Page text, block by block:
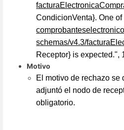
CondicionVenta}. One of
schemas/v4.3/
Receptor} is expected.",
Motivo
El motivo de rechazo se
adjuntó el nodo de
obligatorio.